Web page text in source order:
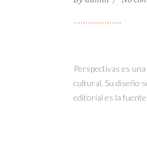
Perspectivas es
cultural. Su diseño
editorial es la